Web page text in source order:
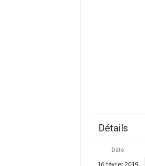
Détails
Date
16 février 2019